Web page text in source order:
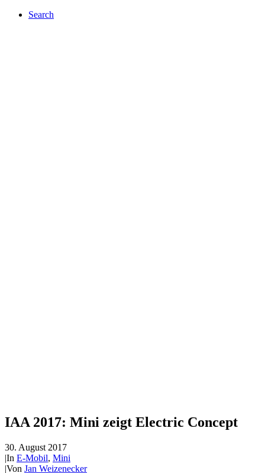
Search
IAA 2017: Mini zeigt Electric Concept
30. August 2017
|In E-Mobil, Mini
|Von Jan Weizenecker